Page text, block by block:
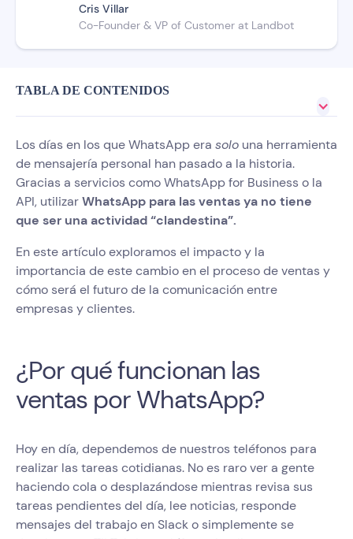
Cris Villar
Co-Founder & VP of Customer at Landbot
TABLA DE CONTENIDOS
Los días en los que WhatsApp era solo una herramienta
de mensajería personal han pasado a la historia.
Gracias a servicios como WhatsApp for Business o la
API, utilizarWhatsApp para las ventas ya no tiene
que ser una actividad “clandestina”.
En este artículo exploramos el impacto y la
importancia de este cambio en el proceso de ventas y
cómo será el futuro de la comunicación entre
empresas y clientes.
¿Por qué funcionan las
ventas por WhatsApp?
Hoy en día, dependemos de nuestros teléfonos para
realizar las tareas cotidianas. No es raro ver a gente
haciendo cola o desplazándose mientras revisa sus
tareas pendientes del día, lee noticias, responde
mensajes del trabajo en Slack o simplemente se